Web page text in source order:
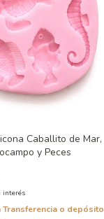
Caballito de Mar,
y Peces
interés
Transferencia o depósito